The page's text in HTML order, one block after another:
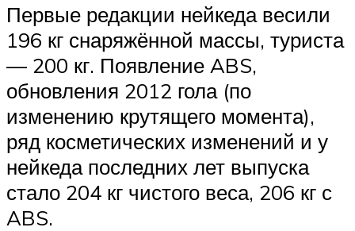
Первые редакции нейкеда весили
196 кг снаряжённой массы, туриста
— 200 кг. Появление ABS,
обновления 2012 гола (по
изменению крутящего момента),
ряд косметических изменений и у
нейкеда последних лет выпуска
стало 204 кг чистого веса, 206 кг с
ABS.